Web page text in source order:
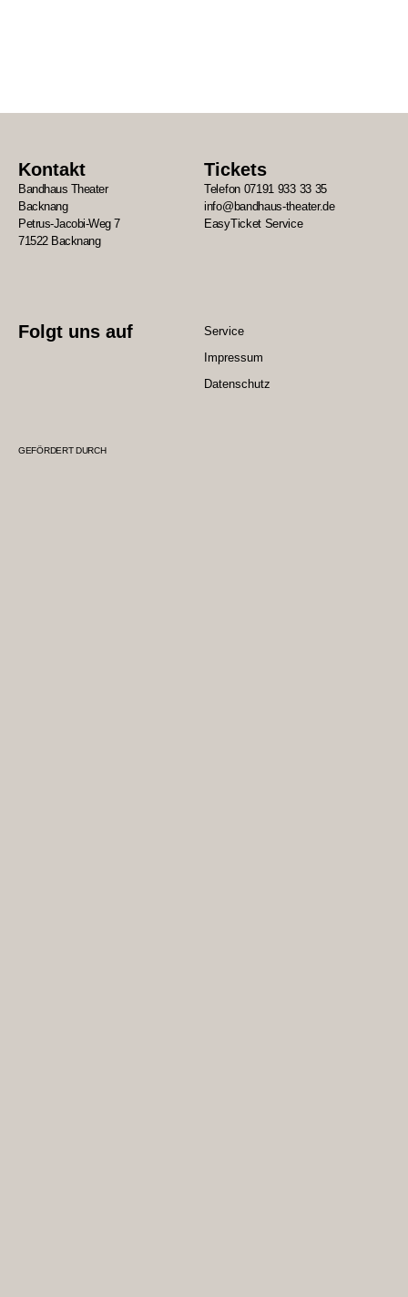
Kontakt
Bandhaus Theater
Backnang
Petrus-Jacobi-Weg 7
71522 Backnang
Tickets
Telefon 07191 933 33 35
info@bandhaus-theater.de
EasyTicket Service
Folgt uns auf
Service
Impressum
Datenschutz
GEFÖRDERT DURCH